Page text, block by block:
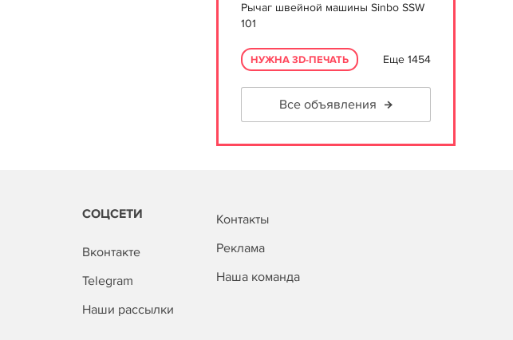
Рычаг швейной машины Sinbo SSW
101
НУЖНА 3D-ПЕЧАТЬ Еще 1454
Все объявления
СОЦСЕТИ
Вконтакте
Telegram
Наши рассылки
Контакты
Реклама
Наша команда